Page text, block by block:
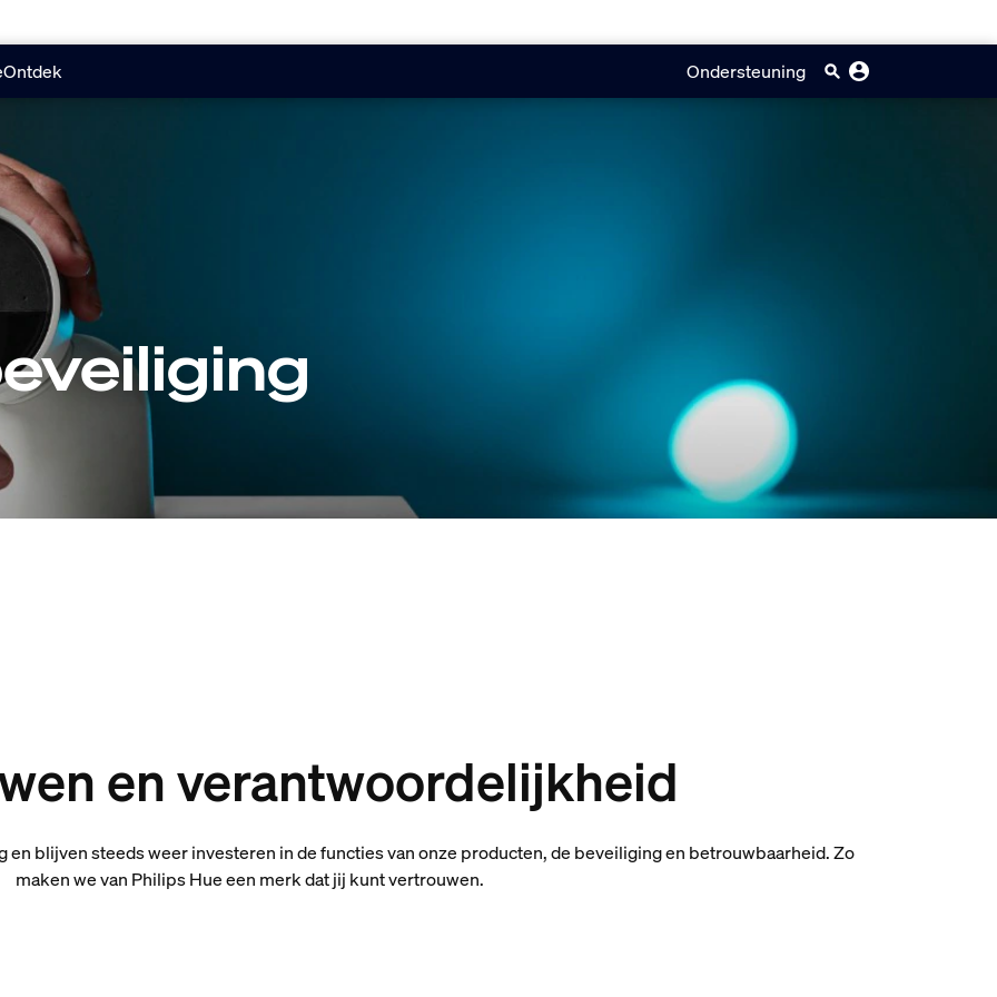
Ontdek Ondersteuning
en verantwoordelijkheid
en blijven steeds weer investeren in de functies van onze producten, de beveiliging en betrouwbaarheid. Zo
maken we van Philips Hue een merk dat jij kunt vertrouwen.